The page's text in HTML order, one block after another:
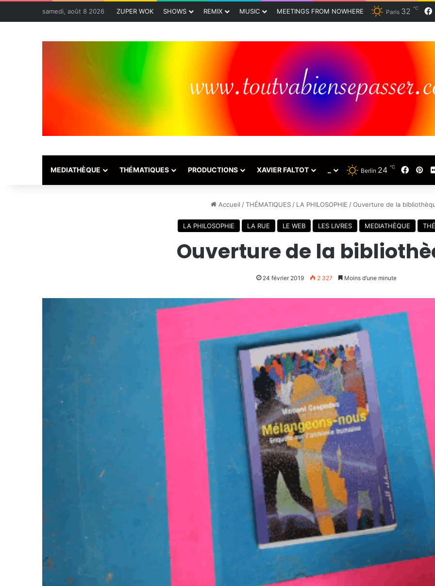
samedi, août 8 2026 ZUPER WOK SHOWS REMIX MUSIC MEETINGS FROM NOWHERE Paris 32 ℃
MEDIATHÈQUE THÉMATIQUES PRODUCTIONS XAVIER FALTOT Berlin 24 ℃
Accueil / THÉMATIQUES / LA PHILOSOPHIE / Ouverture de la
LA PHILOSOPHIE LA RUE LE WEB LES LIVRES MEDIATHÈQUE
Ouverture de la
24 février 2019 2 327 Moins d’une minute